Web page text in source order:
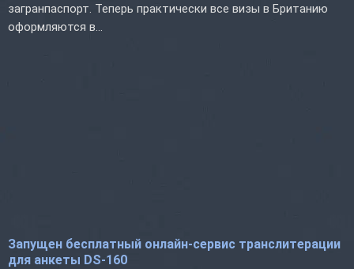
загранпаспорт. Теперь практически все визы в Британию
оформляются в...
Запущен бесплатный онлайн-сервис транслитерации
для анкеты DS-160